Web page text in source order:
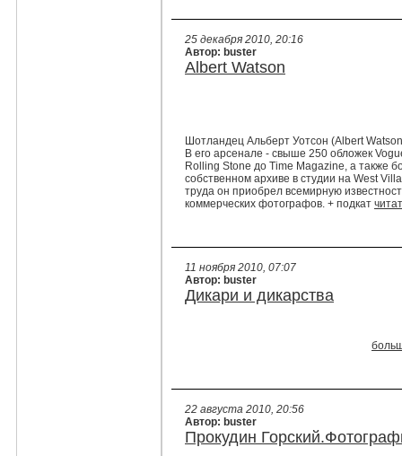
25 декабря 2010, 20:16
Автор: buster
Albert Watson
Шотландец Альберт Уотсон (Albert
В его арсенале - свыше 250 обложек
Rolling Stone до Time Magazine, а также
собственном архиве в студии на West
труда он приобрел всемирную
коммерческих фотографов. + подкат
11 ноября 2010, 07:07
Автор: buster
Дикари и дикарства
22 августа 2010, 20:56
Автор: buster
Прокудин